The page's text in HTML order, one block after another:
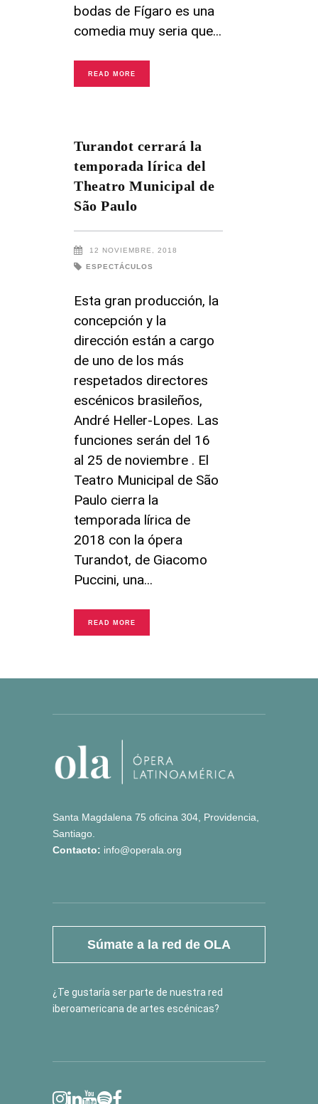
bodas de Fígaro es una
comedia muy seria que
READ MORE
Turandot cerrará la
temporada lírica del
Theatro Municipal de
São Paulo
12 NOVIEMBRE, 2018
ESPECTÁCULOS
Esta gran producción, la
concepción y la
dirección están a cargo
de uno de los más
respetados directores
escénicos brasileños,
André Heller-Lopes. Las
funciones serán del 16
al 25 de noviembre . El
Teatro Municipal de São
Paulo cierra la
temporada lírica de
2018 con la ópera
Turandot, de Giacomo
Puccini, una
READ MORE
Santa Magdalena 75 oficina 304, Providencia,
Santiago.
Contacto: info@operala.org
Súmate a la red de OLA
¿Te gustaría ser parte de nuestra red
iberoamericana de artes escénicas?